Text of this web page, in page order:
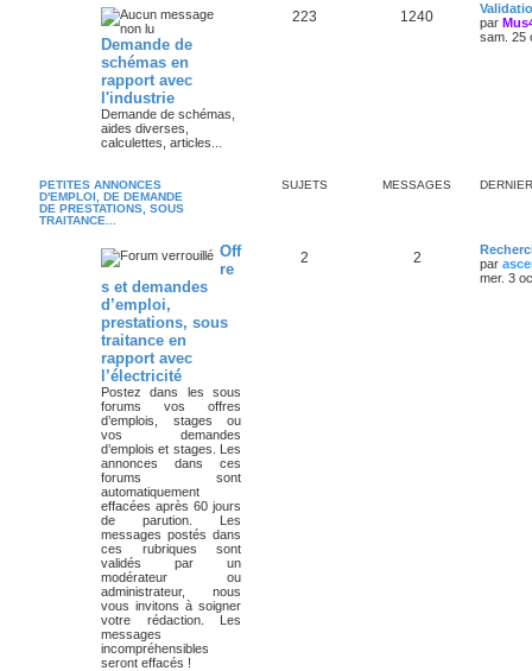
Demande de
schémas en
rapport avec
l'industrie
Demande de schémas,
aides diverses,
calculettes, articles...
223 1240
par
sam. 25
PETITES ANNONCES
D'EMPLOI, DE DEMANDE
DE PRESTATIONS, SOUS
TRAITANCE...
SUJETS MESSAGES
Off
re
s et demandes
d’emploi,
prestations, sous
traitance en
rapport avec
l’électricité
Postez dans les sous
forums vos offres
d’emplois, stages ou
vos demandes
d’emplois et stages. Les
annonces dans ces
forums sont
automatiquement
effacées après 60 jours
de parution. Les
messages postés dans
ces rubriques sont
validés par un
modérateur ou
administrateur, nous
vous invitons à soigner
votre rédaction. Les
messages
incompréhensibles
seront effacés !
2 2
par
mer. 3